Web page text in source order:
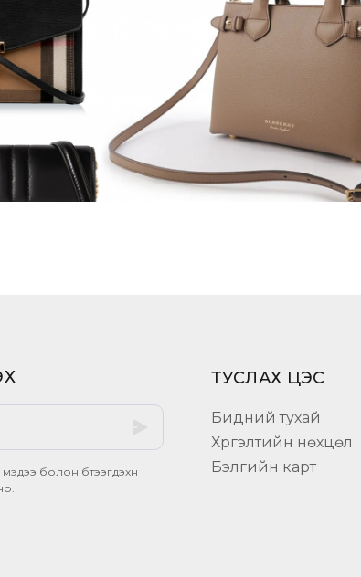
болон бүтээгдэхүүн
ТУСЛАХ ЦЭС
Бидний тухай
Хүргэлтийн нөхцөл
Бэлгийн карт